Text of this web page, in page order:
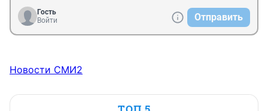
Гость
Войти
Отправить
Новости СМИ2